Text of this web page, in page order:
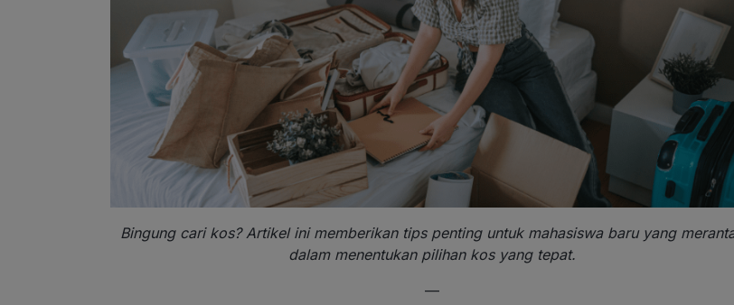
Bingung cari kos? Artikel ini memberikan tips penting untuk mahasiswa baru yang
dalam menentukan pilihan kos yang tepat.
—